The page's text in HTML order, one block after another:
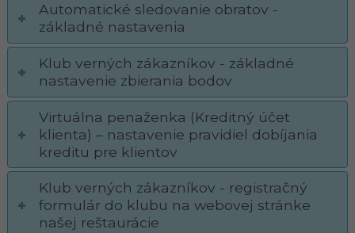
Automatické sledovanie obratov -
základné nastavenia
Klub verných zákazníkov - základné
nastavenie zbierania bodov
Virtuálna penaženka (Kreditný účet
klienta) – nastavenie pravidiel dobíjania
kreditu pre klientov
Klub verných zákazníkov - registračný
formulár do klubu na webovej stránke
našej reštaurácie